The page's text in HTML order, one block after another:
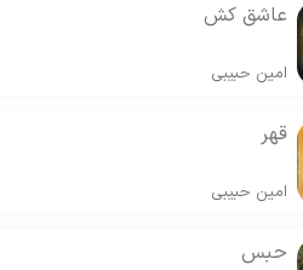
عاشق کش
امین حبیبی
قهر
امین حبیبی
حبس